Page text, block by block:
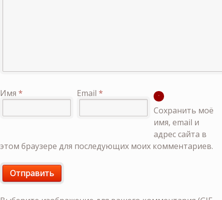
Имя * Email *
Сохранить моё
имя, email и
адрес сайта в
этом браузере для последующих моих комментариев.